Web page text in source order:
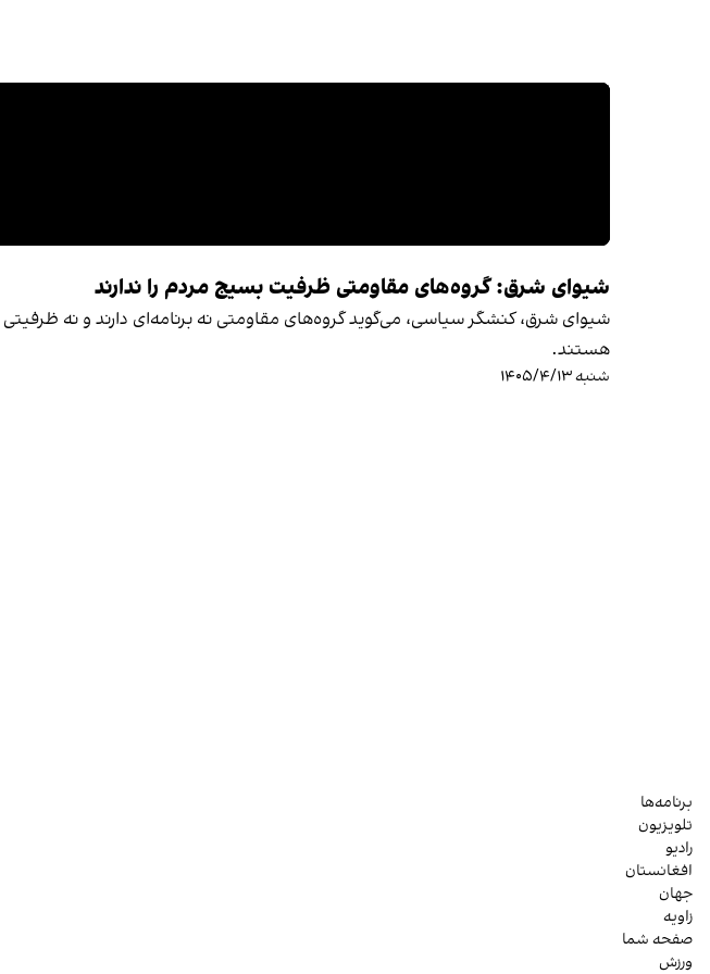
شیوای شرق: گروه‌های مقاومتی ظرفیت بسیج مردم را ندارند
شیوای شرق، کنشگر سیاسی، می‌گوید گروه‌های مقاومتی نه برنامه‌ای دارند و نه ظرفیتی
هستند.
شنبه ۱۴۰۵/۴/۱۳
برنامه‌ها
تلویزیون
رادیو
افغانستان
جهان
زاویه
صفحه شما
ورزش